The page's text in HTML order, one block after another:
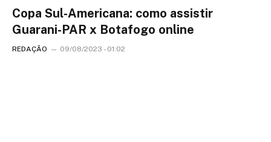
Copa Sul-Americana: como assistir
Guarani-PAR x Botafogo online
REDAÇÃO 09/08/2023 - 01:02